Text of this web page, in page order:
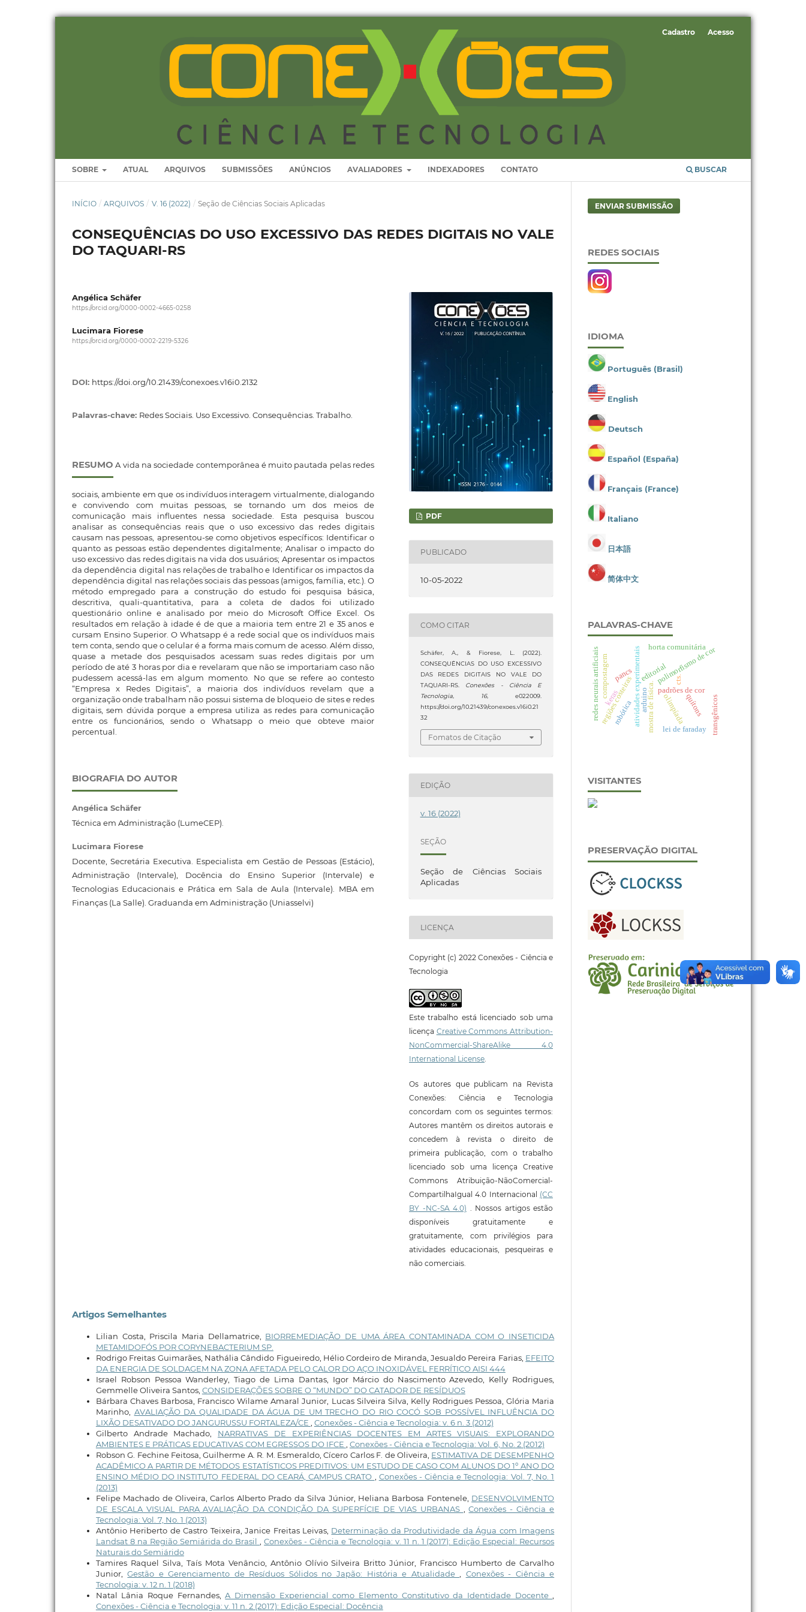
SOBRE ATUAL ARQUIVOS SUBMISSÕES ANÚNCIOS AVALIADORES INDEXADORES CONTATO BUSCAR
Cadastro Acesso
INÍCIO / ARQUIVOS / V. 16 (2022) / Seção de Ciências Sociais Aplicadas
CONSEQUÊNCIAS DO USO EXCESSIVO DAS REDES DIGITAIS NO VALE
DO TAQUARI-RS
Angélica Schäfer
https://orcid.org/0000-0002-4665-0258
Lucimara Fiorese
https://orcid.org/0000-0002-2219-5326
DOI: https://doi.org/10.21439/conexoes.v16i0.2132
Palavras-chave: Redes Sociais. Uso Excessivo. Consequências. Trabalho.
RESUMO A vida na sociedade contemporânea é muito pautada pelas redes
sociais, ambiente em que os indivíduos interagem virtualmente, dialogando
e convivendo com muitas pessoas, se tornando um dos meios de
comunicação mais influentes nessa sociedade. Esta pesquisa buscou
analisar as consequências reais que o uso excessivo das redes digitais
causam nas pessoas, apresentou-se como objetivos específicos: Identificar o
quanto as pessoas estão dependentes digitalmente; Analisar o impacto do
uso excessivo das redes digitais na vida dos usuários; Apresentar os impactos
da dependência digital nas relações de trabalho e Identificar os impactos da
dependência digital nas relações sociais das pessoas (amigos, família, etc.). O
método empregado para a construção do estudo foi pesquisa básica,
descritiva, quali-quantitativa, para a coleta de dados foi utilizado
questionário online e analisado por meio do Microsoft Office Excel. Os
resultados em relação à idade é de que a maioria tem entre 21 e 35 anos e
cursam Ensino Superior. O Whatsapp é a rede social que os indivíduos mais
tem conta, sendo que o celular é a forma mais comum de acesso. Além disso,
quase a metade dos pesquisados acessam suas redes digitais por um
período de até 3 horas por dia e revelaram que não se importariam caso não
pudessem acessá-las em algum momento. No que se refere ao contesto
“Empresa x Redes Digitais”, a maioria dos indivíduos revelam que a
organização onde trabalham não possui sistema de bloqueio de sites e redes
digitais, sem dúvida porque a empresa utiliza as redes para comunicação
entre os funcionários, sendo o Whatsapp o meio que obteve maior
percentual.
BIOGRAFIA DO AUTOR
Angélica Schäfer
Técnica em Administração (LumeCEP).
Lucimara Fiorese
Docente, Secretária Executiva. Especialista em Gestão de Pessoas (Estácio),
Administração (Intervale), Docência do Ensino Superior (Intervale) e
Tecnologias Educacionais e Prática em Sala de Aula (Intervale). MBA em
Finanças (La Salle). Graduanda em Administração (Uniasselvi)
PDF
PUBLICADO
10-05-2022
COMO CITAR
Schäfer, A., & Fiorese, L. (2022).
CONSEQUÊNCIAS DO USO EXCESSIVO
DAS REDES DIGITAIS NO VALE DO
TAQUARI-RS. Conexões - Ciência E
Tecnologia, 16, e022009.
https://doi.org/10.21439/conexoes.v16i0.21
32
Fomatos de Citação
EDIÇÃO
v. 16 (2022)
SEÇÃO
Seção de Ciências Sociais
Aplicadas
LICENÇA
Copyright (c) 2022 Conexões - Ciência e
Tecnologia
Este trabalho está licenciado sob uma
licença Creative Commons Attribution-
NonCommercial-ShareAlike 4.0
International License.
Os autores que publicam na Revista
Conexões: Ciência e Tecnologia
concordam com os seguintes termos:
Autores mantêm os direitos autorais e
concedem à revista o direito de
primeira publicação, com o trabalho
licenciado sob uma licença Creative
Commons Atribuição-NãoComercial-
CompartilhaIgual 4.0 Internacional (CC
BY -NC-SA 4.0) . Nossos artigos estão
disponíveis gratuitamente e
gratuitamente, com privilégios para
atividades educacionais, pesqueiras e
não comerciais.
Artigos Semelhantes
Lilian Costa, Priscila Maria Dellamatrice, BIORREMEDIAÇÃO DE UMA ÁREA CONTAMINADA COM O INSETICIDA
METAMIDOFÓS POR CORYNEBACTERIUM SP.
Rodrigo Freitas Guimarães, Nathália Cândido Figueiredo, Hélio Cordeiro de Miranda, Jesualdo Pereira Farias, EFEITO
DA ENERGIA DE SOLDAGEM NA ZONA AFETADA PELO CALOR DO AÇO INOXIDÁVEL FERRÍTICO AISI 444
Israel Robson Pessoa Wanderley, Tiago de Lima Dantas, Igor Márcio do Nascimento Azevedo, Kelly Rodrigues,
Gemmelle Oliveira Santos, CONSIDERAÇÕES SOBRE O “MUNDO” DO CATADOR DE RESÍDUOS
Bárbara Chaves Barbosa, Francisco Wilame Amaral Junior, Lucas Silveira Silva, Kelly Rodrigues Pessoa, Glória Maria
Marinho, AVALIAÇÃO DA QUALIDADE DA ÁGUA DE UM TRECHO DO RIO COCÓ SOB POSSÍVEL INFLUÊNCIA DO
LIXÃO DESATIVADO DO JANGURUSSU FORTALEZA/CE , Conexões - Ciência e Tecnologia: v. 6 n. 3 (2012)
Gilberto Andrade Machado, NARRATIVAS DE EXPERIÊNCIAS DOCENTES EM ARTES VISUAIS: EXPLORANDO
AMBIENTES E PRÁTICAS EDUCATIVAS COM EGRESSOS DO IFCE , Conexões - Ciência e Tecnologia: Vol. 6, No. 2 (2012)
Robson G. Fechine Feitosa, Guilherme A. R. M. Esmeraldo, Cícero Carlos F. de Oliveira, ESTIMATIVA DE DESEMPENHO
ACADÊMICO A PARTIR DE MÉTODOS ESTATÍSTICOS PREDITIVOS: UM ESTUDO DE CASO COM ALUNOS DO 1º ANO DO
ENSINO MÉDIO DO INSTITUTO FEDERAL DO CEARÁ, CAMPUS CRATO , Conexões - Ciência e Tecnologia: Vol. 7, No. 1
(2013)
Felipe Machado de Oliveira, Carlos Alberto Prado da Silva Júnior, Heliana Barbosa Fontenele, DESENVOLVIMENTO
DE ESCALA VISUAL PARA AVALIAÇÃO DA CONDIÇÃO DA SUPERFÍCIE DE VIAS URBANAS ,Conexões - Ciência e
Tecnologia: Vol. 7, No. 1 (2013)
Antônio Heriberto de Castro Teixeira, Janice Freitas Leivas, Determinação da Produtividade da Água com Imagens
Landsat 8 na Região Semiárida do Brasil,Conexões - Ciência e Tecnologia: v. 11 n. 1 (2017): Edição Especial: Recursos
Naturais do Semiárido
Tamires Raquel Silva, Taís Mota Venâncio, Antônio Olívio Silveira Britto Júnior, Francisco Humberto de Carvalho
Junior,Gestão e Gerenciamento de Resíduos Sólidos no Japão: História e Atualidade, Conexões - Ciência e
Tecnologia: v. 12 n. 1 (2018)
Natal Lânia Roque Fernandes,A Dimensão Experiencial como Elemento Constitutivo da Identidade Docente,
Conexões - Ciência e Tecnologia: v. 11 n. 2 (2017): Edição Especial: Docência
ENVIAR SUBMISSÃO
REDES SOCIAIS
IDIOMA
Português (Brasil)
English
Deutsch
Español (España)
Français (France)
Italiano
日本語
简体中文
PALAVRAS-CHAVE
editorial
padrões de cor
atividades experimentaismostra de física.
polimorfismo de cor
quítons
regiões costeiras olimpíada
robótica
redes neurais artificiais keras
horta comunitária
transgênicos
cts.
compostagem
lei de faraday
arduino
pancs
VISITANTES
PRESERVAÇÃO DIGITAL